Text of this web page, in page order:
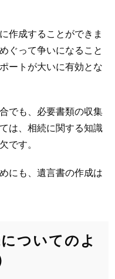
作成することができま
ぐって争いになること
ートが大いに有効とな
でも、必要書類の収集
は、相続に関する知識
です。
にも、遺言書の作成は
ついてのよ